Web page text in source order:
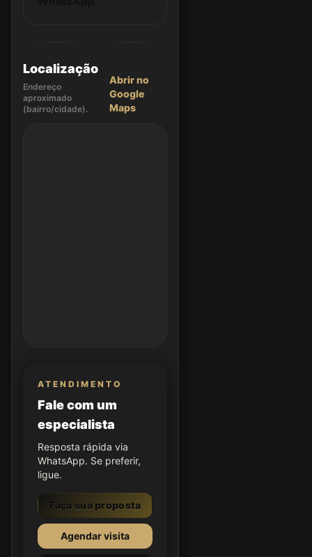
Localização
Endereço
aproximado
(bairro/cidade).
Abrir no
Google
Maps
ATENDIMENTO
Fale com um
especialista
Resposta rápida via
WhatsApp. Se preferir,
ligue.
Faça sua proposta
Agendar visita